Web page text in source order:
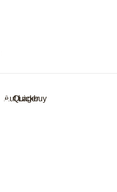
Quickbuy
Auf Lager